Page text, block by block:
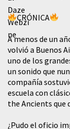
CRÓNICA
A menos de un
volvió a Buenos
uno de los
un sonido que
compañía
escuela con
the Ancients que
¿Pudo el oficio